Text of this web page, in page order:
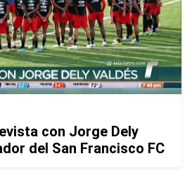
con Jorge Dely
del San Francisco FC